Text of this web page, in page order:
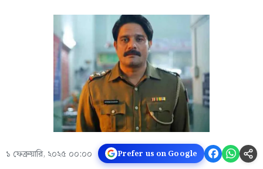
১ ফেব্রুয়ারি, ২০২৫ ০০:০০ Prefer us on Google